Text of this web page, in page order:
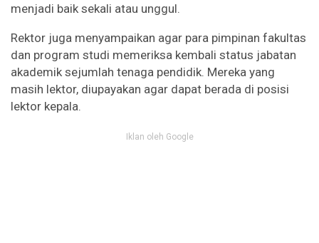
menjadi baik sekali atau unggul.
Rektor juga menyampaikan agar para pimpinan fakultas
dan program studi memeriksa kembali status jabatan
akademik sejumlah tenaga pendidik. Mereka yang
masih lektor, diupayakan agar dapat berada di posisi
lektor kepala.
Iklan oleh Google